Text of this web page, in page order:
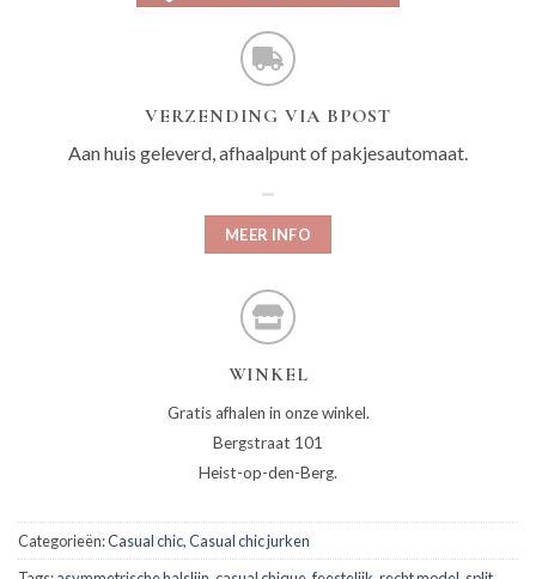
VERZENDING VIA BPOST
Aan huis geleverd, afhaalpunt of pakjesautomaat.
MEER INFO
WINKEL
Gratis afhalen in onze winkel.
Bergstraat 101
Heist-op-den-Berg.
Categorieën:Casual chic,Casual chic jurken